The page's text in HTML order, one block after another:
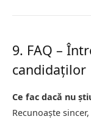
9. FAQ –
candidaților
Ce fac dacă nu
Recunoaște